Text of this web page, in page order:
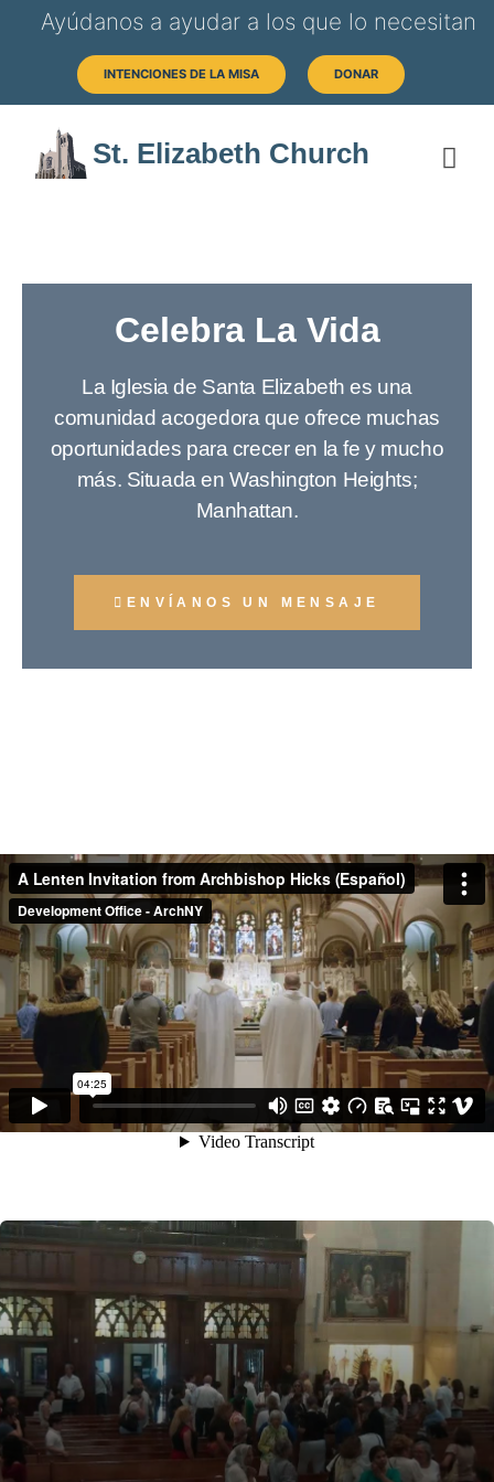
Ayúdanos a ayudar a los que lo necesitan
INTENCIONES DE LA MISA DONAR
St. Elizabeth Church
Celebra La Vida
La Iglesia de Santa Elizabeth es una
comunidad acogedora que ofrece muchas
oportunidades para crecer en la fe y mucho
más. Situada en Washington Heights;
Manhattan.
ENVÍANOS UN MENSAJE